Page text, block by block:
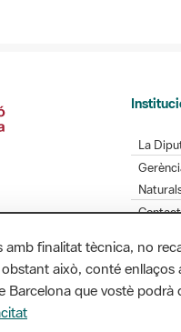
La
finalitat tècnica, no
això, conté
Barcelona que vostè